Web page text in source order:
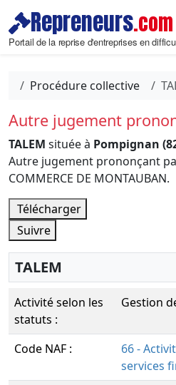
Repreneurs.com
Portail de la reprise d'entreprises en
Procédure collective
Autre jugement
TALEM située à Pompignan
Autre jugement prononçant
COMMERCE DE MONTAUBAN.
Télécharger
Suivre
TALEM
Activité selon les
statuts :
Gestion
Code NAF :
66 -
services